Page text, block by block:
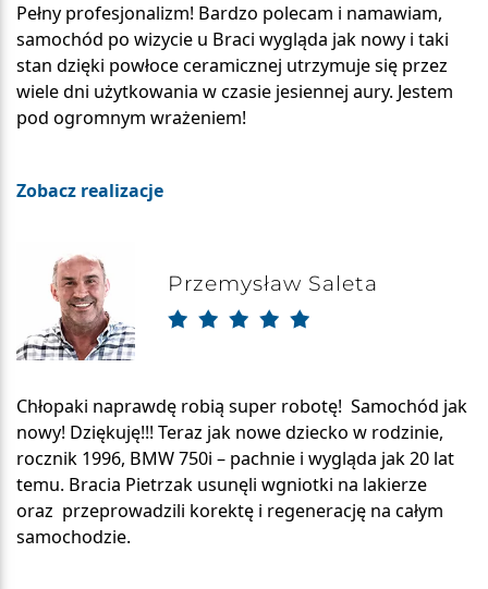
Pełny profesjonalizm! Bardzo polecam i namawiam,
samochód po wizycie u Braci wygląda jak nowy i taki
stan dzięki powłoce ceramicznej utrzymuje się przez
wiele dni użytkowania w czasie jesiennej aury. Jestem
pod ogromnym wrażeniem!
Zobacz realizacje
Przemysław Saleta
Chłopaki naprawdę robią super robotę! Samochód jak
nowy! Dziękuję!!! Teraz jak nowe dziecko w rodzinie,
rocznik 1996, BMW 750i – pachnie i wygląda jak 20 lat
temu. Bracia Pietrzak usunęli wgniotki na lakierze
oraz przeprowadzili korektę i regenerację na całym
samochodzie.